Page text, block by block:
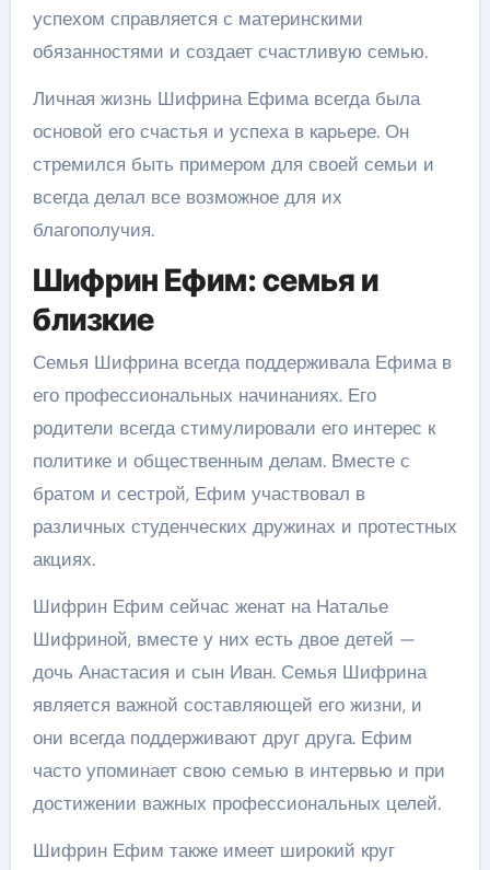
успехом справляется с материнскими
обязанностями и создает счастливую семью.
Личная жизнь Шифрина Ефима всегда была
основой его счастья и успеха в карьере. Он
стремился быть примером для своей семьи и
всегда делал все возможное для их
благополучия.
Шифрин Ефим: семья и
близкие
Семья Шифрина всегда поддерживала Ефима в
его профессиональных начинаниях. Его
родители всегда стимулировали его интерес к
политике и общественным делам. Вместе с
братом и сестрой, Ефим участвовал в
различных студенческих дружинах и протестных
акциях.
Шифрин Ефим сейчас женат на Наталье
Шифриной, вместе у них есть двое детей —
дочь Анастасия и сын Иван. Семья Шифрина
является важной составляющей его жизни, и
они всегда поддерживают друг друга. Ефим
часто упоминает свою семью в интервью и при
достижении важных профессиональных целей.
Шифрин Ефим также имеет широкий круг